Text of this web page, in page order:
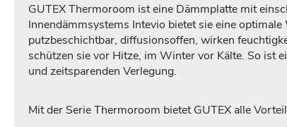
GUTEX Thermoroom ist eine Dämmplatte mit
Innendämmsystems Intevio bietet sie eine
putzbeschichtbar, diffusionsoffen, wirken
schützen sie vor Hitze, im Winter vor Kälte. So ist
und zeitsparenden Verlegung.
Mit der Serie Thermoroom bietet GUTEX alle